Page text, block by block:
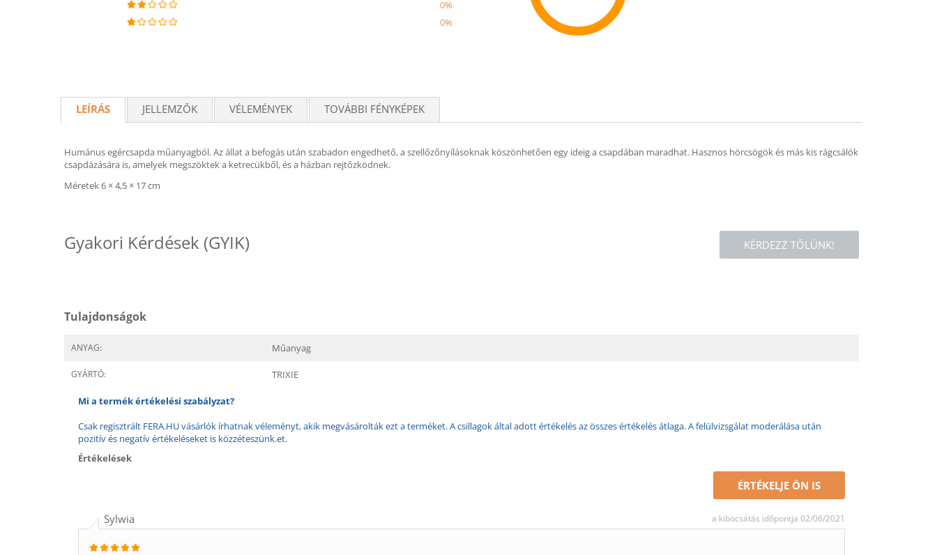
0%
0%
LEÍRÁS JELLEMZŐK VÉLEMÉNYEK TOVÁBBI FÉNYKÉPEK
Humánus egércsapda műanyagból. Az állat a befogás után szabadon engedhető, a szellőzőnyílásoknak köszönhetően egy ideig a csapdában maradhat. Hasznos hörcsögök és más kis rágcsálók
csapdázására is, amelyek megszöktek a ketrecükből, és a házban rejtőzködnek.
Méretek 6 × 4,5 × 17 cm
KÉRDEZZ TŐLÜNK!
Gyakori Kérdések (GYIK)
Tulajdonságok
ANYAG: Műanyag
GYÁRTÓ: TRIXIE
Mi a termék értékelési szabályzat?
Csak regisztrált FERA.HU vásárlók írhatnak véleményt, akik megvásárolták ezt a terméket. A csillagok által adott értékelés az összes értékelés átlaga. A felülvizsgálat moderálása után
pozitív és negatív értékeléseket is közzéteszünk.et.
Értékelések
ÉRTÉKELJE ÖN IS
Sylwia a kibocsátás időpontja 02/06/2021